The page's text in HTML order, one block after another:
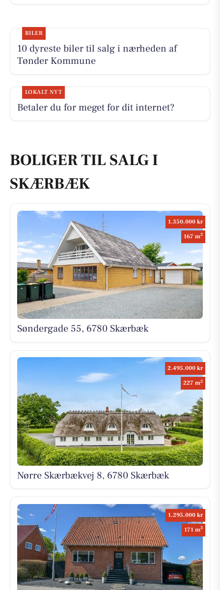
BILER
10 dyreste biler til salg i nærheden af
Tønder Kommune
LOKALT NYT
Betaler du for meget for dit internet?
BOLIGER TIL SALG I
SKÆRBÆK
1.350.000 kr
167 m2
Søndergade 55, 6780 Skærbæk
2.495.000 kr
227 m2
Nørre Skærbækvej 8, 6780 Skærbæk
1.295.000 kr
171 m2